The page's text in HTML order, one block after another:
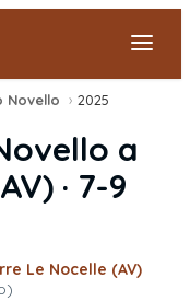
Novello › 2025
a
AV) · 7-9
Le Nocelle (AV)